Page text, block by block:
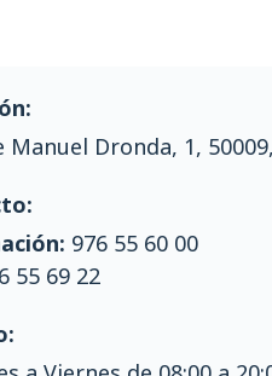
Manuel Dronda, 1,
976 55 60 00
55 69 22